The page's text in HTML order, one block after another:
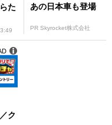
た
あの日本車も登場
PR Skyrocket株式会社
ク